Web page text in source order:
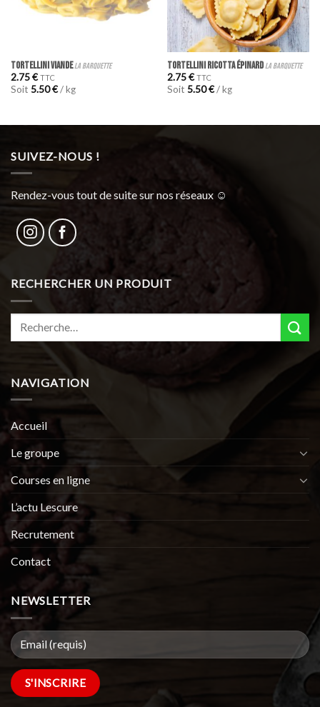
TORTELLINI VIANDEla barquette
2.75€ TTC
Soit 5.50€/ kg
TORTELLINI RICOTTA ÉPINARDla barquette
2.75€ TTC
Soit 5.50€/ kg
SUIVEZ-NOUS !
Rendez-vous tout de suite sur nos réseaux ☺︎
RECHERCHER UN PRODUIT
Recherche
NAVIGATION
Accueil
Le groupe
Courses en ligne
L’actu Lescure
Recrutement
Contact
NEWSLETTER